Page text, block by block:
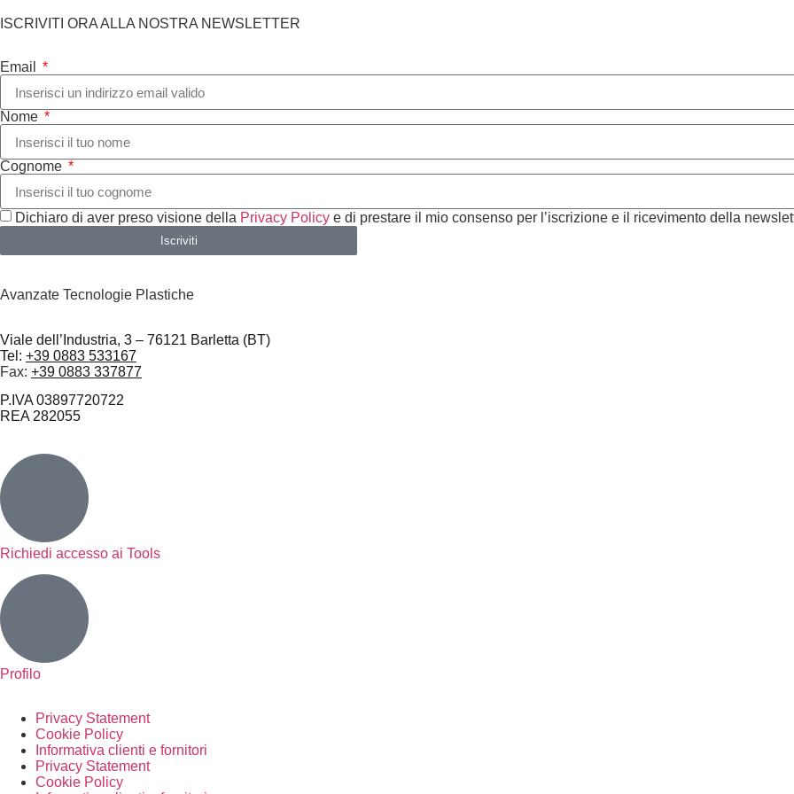
ISCRIVITI ORA ALLA NOSTRA NEWSLETTER
Email
Nome
Cognome
Dichiaro di aver preso visione della Privacy Policy e di prestare il mio consenso per l’iscrizione e il ricevimento della
Iscriviti
Avanzate Tecnologie Plastiche
Viale dell’Industria, 3 – 76121 Barletta (BT)
Tel: +39 0883 533167
Fax: +39 0883 337877
P.IVA 03897720722
REA 282055
Richiedi accesso ai Tools
Profilo
Privacy Statement
Cookie Policy
Informativa clienti e fornitori
Privacy Statement
Cookie Policy